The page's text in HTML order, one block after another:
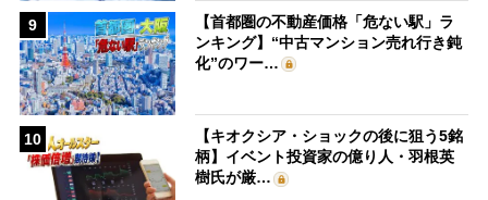
9
【首都圏の不動産価格「危ない駅」ラ
ンキング】“中古マンション売れ行き鈍
化”のワー…
10
【キオクシア・ショックの後に狙う5銘
柄】イベント投資家の億り人・羽根英
樹氏が厳…